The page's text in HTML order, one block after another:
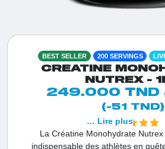
BEST SELLER 200 SERVINGS
CREATINE
NUTREX -
249.000 TND
(-51 TND)
La Créatine Monohydrate
indispensable des athlètes en
… Lire plus